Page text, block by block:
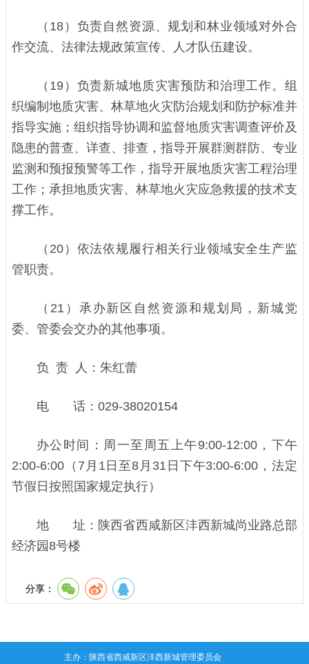
（18）负责自然资源、规划和林业领域对外合
作交流、法律法规政策宣传、人才队伍建设。
（19）负责新城地质灾害预防和治理工作。组
织编制地质灾害、林草地火灾防治规划和防护标准并
指导实施；组织指导协调和监督地质灾害调查评价及
隐患的普查、详查、排查，指导开展群测群防、专业
监测和预报预警等工作，指导开展地质灾害工程治理
工作；承担地质灾害、林草地火灾应急救援的技术支
撑工作。
（20）依法依规履行相关行业领域安全生产监
管职责。
（21）承办新区自然资源和规划局，新城党
委、管委会交办的其他事项。
负 责 人：朱红蕾
电 话：029-38020154
办公时间：周一至周五上午9:00-12:00，下午
2:00-6:00（7月1日至8月31日下午3:00-6:00，法定
节假日按照国家规定执行）
地 址：陕西省西咸新区沣西新城尚业路总部
经济园8号楼
分享：
主办：陕西省西咸新区沣西新城管理委员会